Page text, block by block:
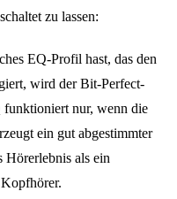
zu lassen:
EQ-Profil hast, das den
wird der Bit-Perfect-
funktioniert nur, wenn die
ein gut abgestimmter
Hörerlebnis als ein